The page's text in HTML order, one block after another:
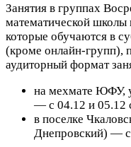
Занятия в группах
математической школы
которые обучаются в
(кроме онлайн-​групп),
аудиторный формат
на мехмате ЮФУ,
— с 04.12 и 05.12
в поселке
Днепровский) — с